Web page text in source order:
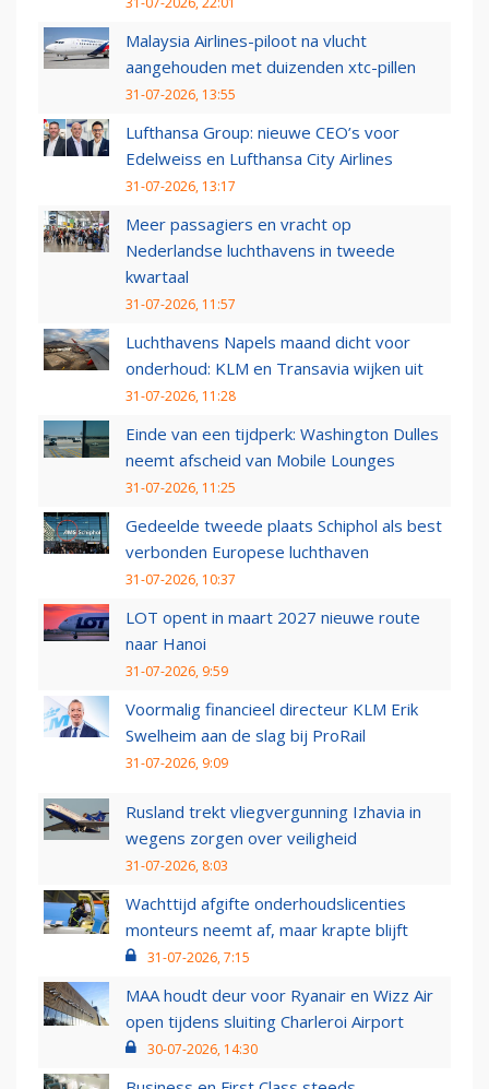
Malaysia Airlines-piloot na vlucht
aangehouden met duizenden xtc-pillen
31-07-2026, 13:55
Lufthansa Group: nieuwe CEO’s voor
Edelweiss en Lufthansa City Airlines
31-07-2026, 13:17
Meer passagiers en vracht op
Nederlandse luchthavens in tweede
kwartaal
31-07-2026, 11:57
Luchthavens Napels maand dicht voor
onderhoud: KLM en Transavia wijken uit
31-07-2026, 11:28
Einde van een tijdperk: Washington Dulles
neemt afscheid van Mobile Lounges
31-07-2026, 11:25
Gedeelde tweede plaats Schiphol als best
verbonden Europese luchthaven
31-07-2026, 10:37
LOT opent in maart 2027 nieuwe route
naar Hanoi
31-07-2026, 9:59
Voormalig financieel directeur KLM Erik
Swelheim aan de slag bij ProRail
31-07-2026, 9:09
Rusland trekt vliegvergunning Izhavia in
wegens zorgen over veiligheid
31-07-2026, 8:03
Wachttijd afgifte onderhoudslicenties
monteurs neemt af, maar krapte blijft
31-07-2026, 7:15
MAA houdt deur voor Ryanair en Wizz Air
open tijdens sluiting Charleroi Airport
30-07-2026, 14:30